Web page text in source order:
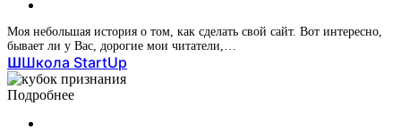
Моя небольшая история о том, как сделать свой сайт. Вот интересно,
бывает ли у Вас, дорогие мои читатели,…
ШШкола StartUp
Подробнее